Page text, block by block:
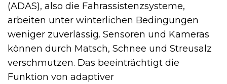
(ADAS), also die Fahrassistenzsysteme,
arbeiten unter winterlichen Bedingungen
weniger zuverlässig. Sensoren und Kameras
können durch Matsch, Schnee und Streusalz
verschmutzen. Das beeinträchtigt die
Funktion von adaptiver